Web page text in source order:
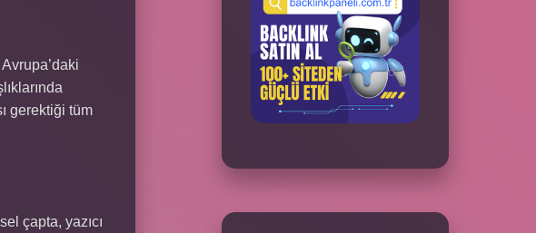
gerektiği tüm
çapta, yazıcı